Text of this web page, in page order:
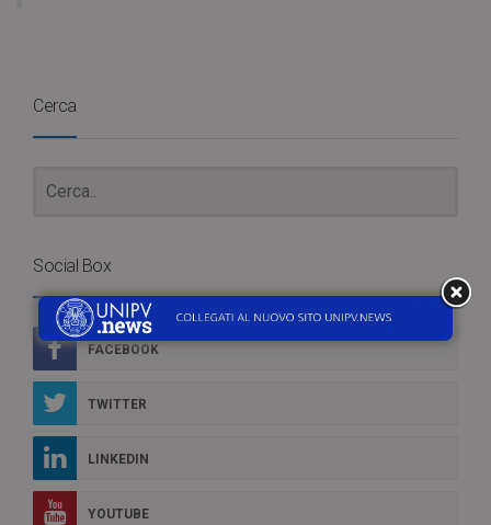
Cerca
Social Box
FACEBOOK
TWITTER
LINKEDIN
YOUTUBE